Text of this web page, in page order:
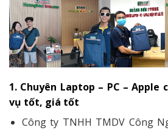
1. Chuyên Laptop – PC –
vụ tốt, giá tốt
Công ty TNHH TMDV Công